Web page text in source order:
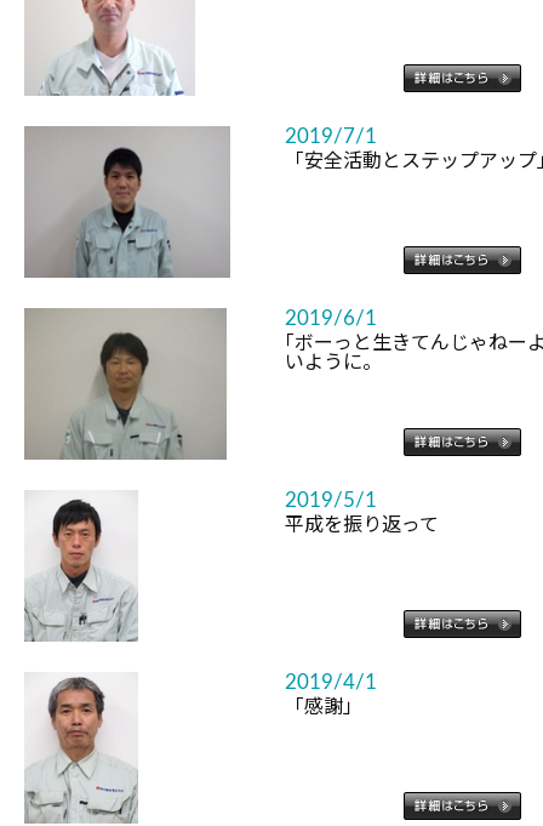
2019/7/1
「安全活動とステップアップ
2019/6/1
｢ボーっと生きてんじゃねー
いように。
2019/5/1
平成を振り返って
2019/4/1
「感謝」